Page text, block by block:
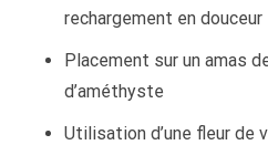
rechargement en douceur
Placement sur un amas
d’améthyste
Utilisation d’une fleur de